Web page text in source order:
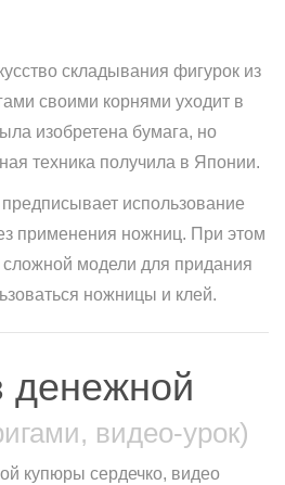
складывания фигурок из
своими корнями уходит в
изобретена бумага, но
техника получила в Японии.
использование
применения ножниц. При этом
модели для придания
ножницы и клей.
денежной
видео-урок)
купюры сердечко, видео